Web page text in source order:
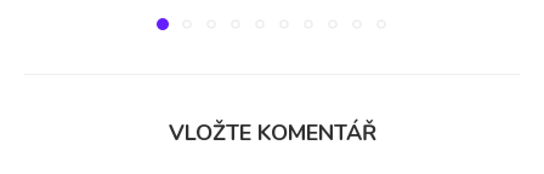
VLOŽTE KOMENTÁŘ